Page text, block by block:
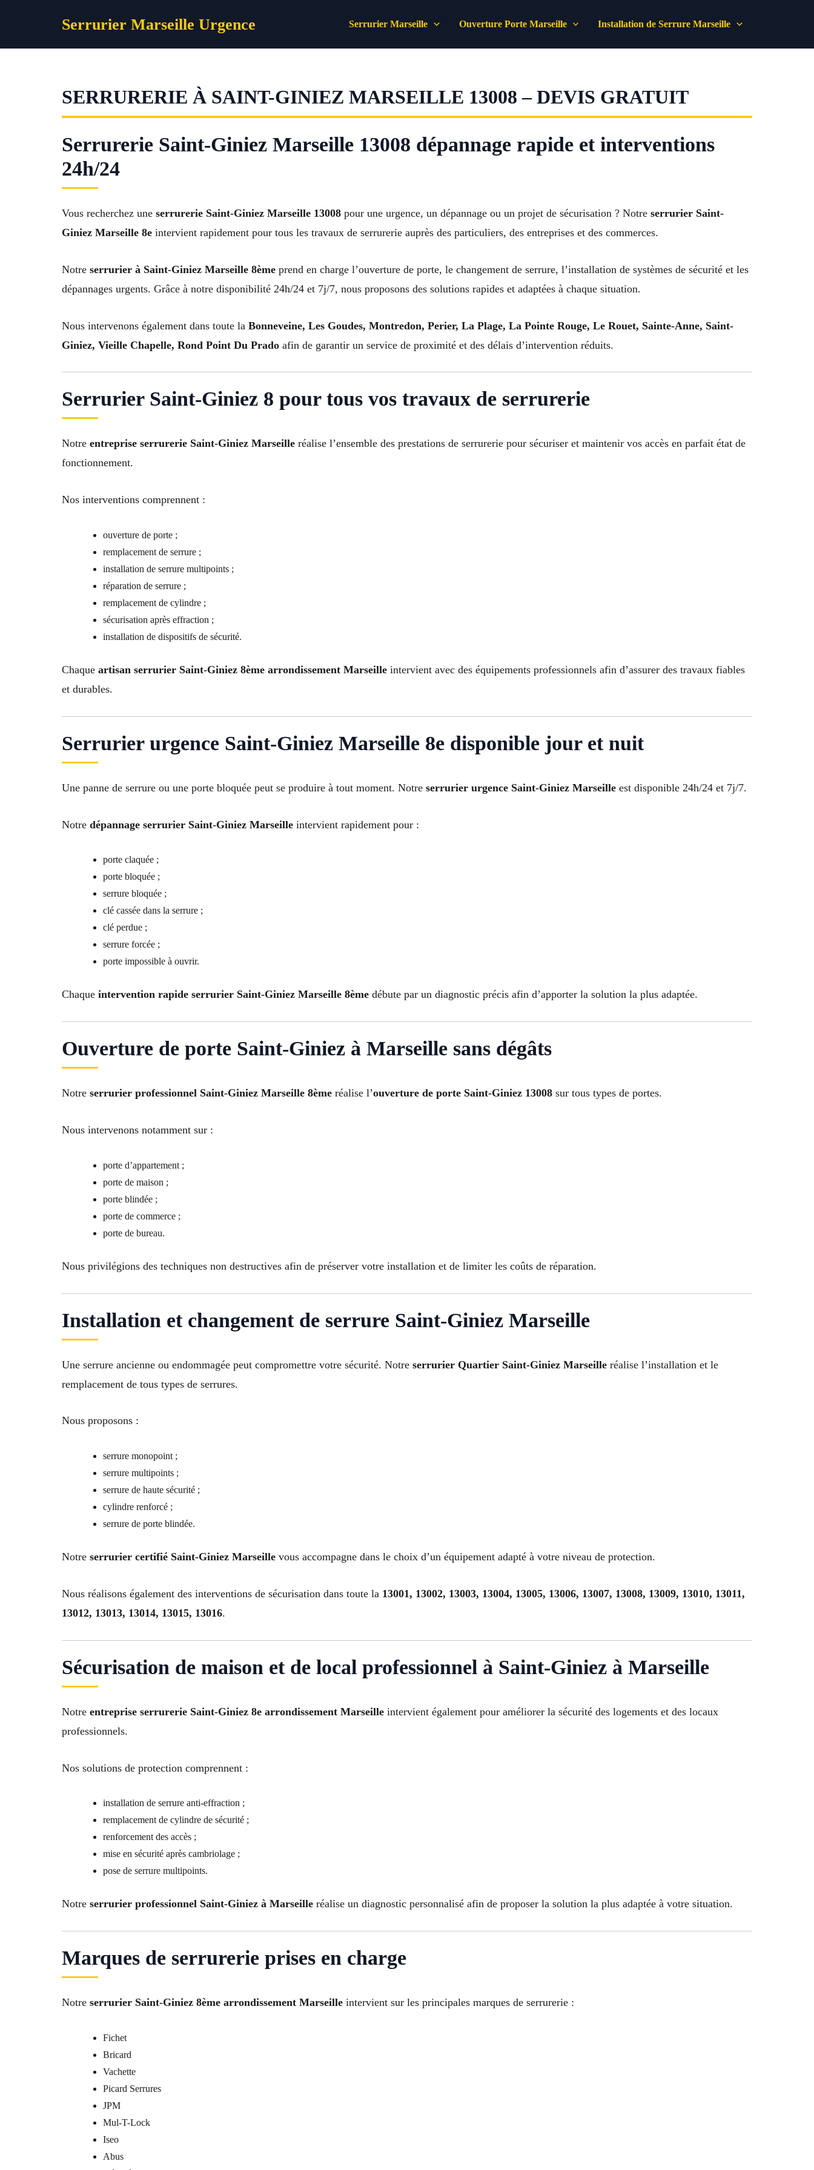
Serrurier Marseille Urgence Serrurier Marseille Ouverture Porte Marseille Installation de Serrure Marseille
SERRURERIE À SAINT-GINIEZ MARSEILLE 13008 – DEVIS GRATUIT
Serrurerie Saint-Giniez Marseille 13008 dépannage rapide et interventions
24h/24
Vous recherchez une serrurerie Saint-Giniez Marseille 13008 pour une urgence, un dépannage ou un projet de sécurisation ? Notre serrurier Saint-
Giniez Marseille 8e intervient rapidement pour tous les travaux de serrurerie auprès des particuliers, des entreprises et des commerces.
Notre serrurier à Saint-Giniez Marseille 8ème prend en charge l’ouverture de porte, le changement de serrure, l’installation de systèmes de sécurité et les
dépannages urgents. Grâce à notre disponibilité 24h/24 et 7j/7, nous proposons des solutions rapides et adaptées à chaque situation.
Nous intervenons également dans toute la Bonneveine, Les Goudes, Montredon, Perier, La Plage, La Pointe Rouge, Le Rouet, Sainte-Anne, Saint-
Giniez, Vieille Chapelle, Rond Point Du Prado afin de garantir un service de proximité et des délais d’intervention réduits.
Serrurier Saint-Giniez 8 pour tous vos travaux de serrurerie
Notre entreprise serrurerie Saint-Giniez Marseille réalise l’ensemble des prestations de serrurerie pour sécuriser et maintenir vos accès en parfait état de
fonctionnement.
Nos interventions comprennent :
ouverture de porte ;
remplacement de serrure ;
installation de serrure multipoints ;
réparation de serrure ;
remplacement de cylindre ;
sécurisation après effraction ;
installation de dispositifs de sécurité.
Chaque artisan serrurier Saint-Giniez 8ème arrondissement Marseille intervient avec des équipements professionnels afin d’assurer des travaux fiables
et durables.
Serrurier urgence Saint-Giniez Marseille 8e disponible jour et nuit
Une panne de serrure ou une porte bloquée peut se produire à tout moment. Notre serrurier urgence Saint-Giniez Marseille est disponible 24h/24 et 7j/7.
Notre dépannage serrurier Saint-Giniez Marseille intervient rapidement pour :
porte claquée ;
porte bloquée ;
serrure bloquée ;
clé cassée dans la serrure ;
clé perdue ;
serrure forcée ;
porte impossible à ouvrir.
Chaque intervention rapide serrurier Saint-Giniez Marseille 8ème débute par un diagnostic précis afin d’apporter la solution la plus adaptée.
Ouverture de porte Saint-Giniez à Marseille sans dégâts
Notre serrurier professionnel Saint-Giniez Marseille 8ème réalise l’ouverture de porte Saint-Giniez 13008 sur tous types de portes.
Nous intervenons notamment sur :
porte d’appartement ;
porte de maison ;
porte blindée ;
porte de commerce ;
porte de bureau.
Nous privilégions des techniques non destructives afin de préserver votre installation et de limiter les coûts de réparation.
Installation et changement de serrure Saint-Giniez Marseille
Une serrure ancienne ou endommagée peut compromettre votre sécurité. Notre serrurier Quartier Saint-Giniez Marseille réalise l’installation et le
remplacement de tous types de serrures.
Nous proposons :
serrure monopoint ;
serrure multipoints ;
serrure de haute sécurité ;
cylindre renforcé ;
serrure de porte blindée.
Notre serrurier certifié Saint-Giniez Marseille vous accompagne dans le choix d’un équipement adapté à votre niveau de protection.
Nous réalisons également des interventions de sécurisation dans toute la 13001, 13002, 13003, 13004, 13005, 13006, 13007, 13008, 13009, 13010, 13011,
13012, 13013, 13014, 13015, 13016.
Sécurisation de maison et de local professionnel à Saint-Giniez à Marseille
Notre entreprise serrurerie Saint-Giniez 8e arrondissement Marseille intervient également pour améliorer la sécurité des logements et des locaux
professionnels.
Nos solutions de protection comprennent :
installation de serrure anti-effraction ;
remplacement de cylindre de sécurité ;
renforcement des accès ;
mise en sécurité après cambriolage ;
pose de serrure multipoints.
Notre serrurier professionnel Saint-Giniez à Marseille réalise un diagnostic personnalisé afin de proposer la solution la plus adaptée à votre situation.
Marques de serrurerie prises en charge
Notre serrurier Saint-Giniez 8ème arrondissement Marseille intervient sur les principales marques de serrurerie :
Fichet
Bricard
Vachette
Picard Serrures
JPM
Mul-T-Lock
Iseo
Abus